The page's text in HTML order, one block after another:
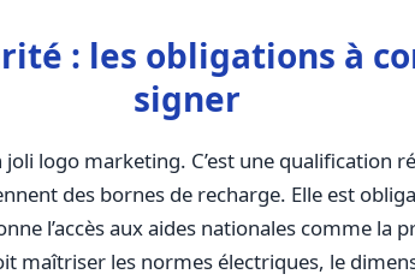
: les obligations à
signer
joli logo marketing. C’est une qualification
des bornes de recharge. Elle est
l’accès aux aides nationales comme la
maîtriser les normes électriques, le